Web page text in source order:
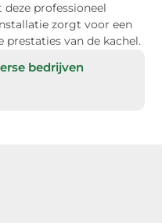
professioneel
zorgt voor een
van de kachel.
bedrijven